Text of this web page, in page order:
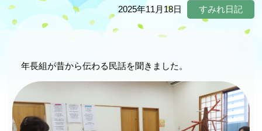
2025年11月18日 すみれ日記
年長組が昔から伝わる民話を聞きました。